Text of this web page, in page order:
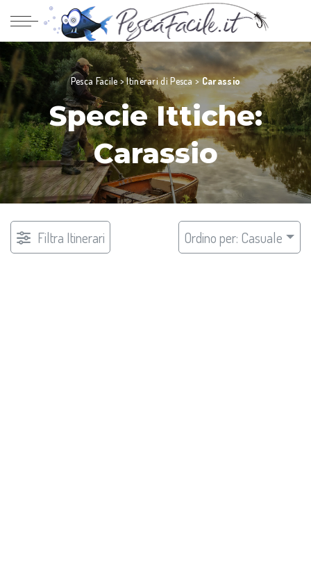
Pesca Facile>Itinerari di Pesca>Carassio
Specie Ittiche:
Carassio
Filtra Itinerari Ordino per: Casuale